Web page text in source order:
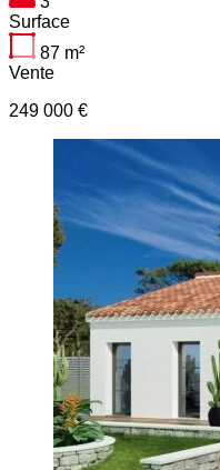
Surface
87 m²
Vente
249 000 €